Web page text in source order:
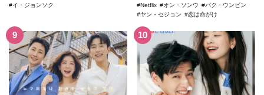
イ・ジョンソク Netflix オン・ソンウ
パク・ウンビン
ヤン・セジョン
恋は命がけ